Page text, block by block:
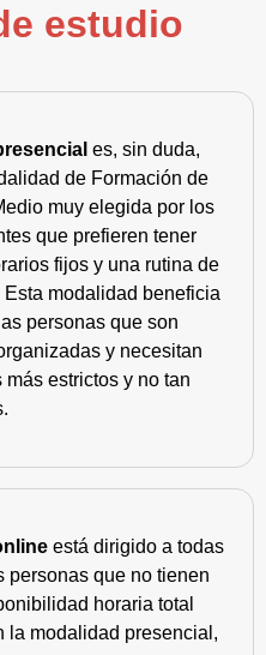
estudio
es, sin duda,
de Formación de
muy elegida por los
que prefieren tener
fijos y una rutina de
Esta modalidad beneficia
personas que son
y necesitan
más estrictos y no tan
está dirigido a todas
personas que no tienen
horaria total
la modalidad presencial,